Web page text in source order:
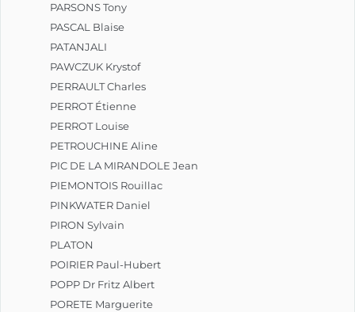
PARSONS Tony
PASCAL Blaise
PATANJALI
PAWCZUK Krystof
PERRAULT Charles
PERROT Étienne
PERROT Louise
PETROUCHINE Aline
PIC DE LA MIRANDOLE Jean
PIEMONTOIS Rouillac
PINKWATER Daniel
PIRON Sylvain
PLATON
POIRIER Paul-Hubert
POPP Dr Fritz Albert
PORETE Marguerite